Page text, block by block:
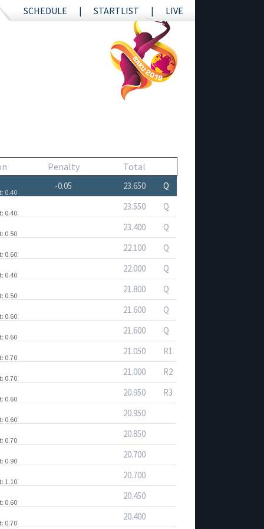
SCHEDULE STARTLIST LIVE
Penalty Total
: 0.40
-0.05 23.650 Q
: 0.40
23.550 Q
: 0.50
23.400 Q
: 0.60
22.100 Q
: 0.40
22.000 Q
: 0.50
21.800 Q
: 0.60
21.600 Q
: 0.60
21.600 Q
: 0.70
21.050 R1
: 0.70
21.000 R2
: 0.60
20.950 R3
: 0.60
20.950
: 0.70
20.850
: 0.90
20.700
: 1.10
20.700
: 0.60
20.450
: 0.70
20.400